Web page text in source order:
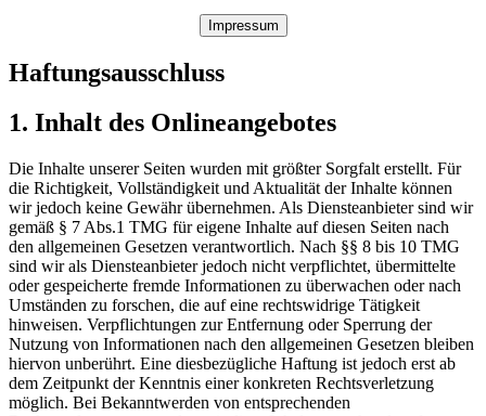
Impressum
Haftungsausschluss
1. Inhalt des Onlineangebotes
Die Inhalte unserer Seiten wurden mit größter Sorgfalt erstellt. Für
die Richtigkeit, Vollständigkeit und Aktualität der Inhalte können
wir jedoch keine Gewähr übernehmen. Als Diensteanbieter sind wir
gemäß § 7 Abs.1 TMG für eigene Inhalte auf diesen Seiten nach
den allgemeinen Gesetzen verantwortlich. Nach §§ 8 bis 10 TMG
sind wir als Diensteanbieter jedoch nicht verpflichtet, übermittelte
oder gespeicherte fremde Informationen zu überwachen oder nach
Umständen zu forschen, die auf eine rechtswidrige Tätigkeit
hinweisen. Verpflichtungen zur Entfernung oder Sperrung der
Nutzung von Informationen nach den allgemeinen Gesetzen bleiben
hiervon unberührt. Eine diesbezügliche Haftung ist jedoch erst ab
dem Zeitpunkt der Kenntnis einer konkreten Rechtsverletzung
möglich. Bei Bekanntwerden von entsprechenden